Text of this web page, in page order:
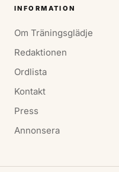
INFORMATION
Om Träningsglädje
Redaktionen
Ordlista
Kontakt
Press
Annonsera